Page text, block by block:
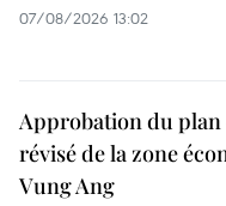
07/08/2026 13:02
Approbation du
révisé de la zone
Vung Ang